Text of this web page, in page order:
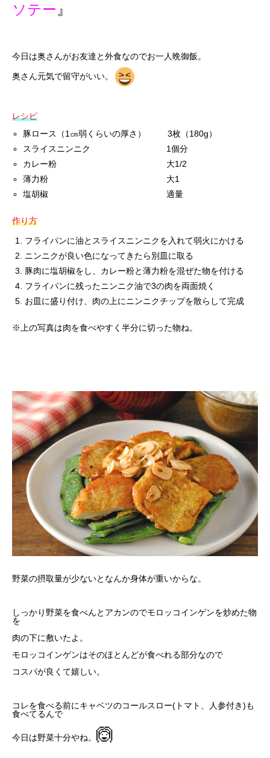
ソテー 』
今日は奥さんがお友達と外食なのでお一人晩御飯。
奥さん元気で留守がいい。
レシピ
豚ロース（1㎝弱くらいの厚さ） 3枚（180g）
スライスニンニク 1個分
カレー粉 大1/2
薄力粉 大1
塩胡椒 適量
作り方
フライパンに油とスライスニンニクを入れて弱火にかける
ニンニクが良い色になってきたら別皿に取る
豚肉に塩胡椒をし、カレー粉と薄力粉を混ぜた物を付ける
フライパンに残ったニンニク油で3の肉を両面焼く
お皿に盛り付け、肉の上にニンニクチップを散らして完成
※上の写真は肉を食べやすく半分に切った物ね。
野菜の摂取量が少ないとなんか身体が重いからな。
しっかり野菜を食べんとアカンのでモロッコインゲンを炒めた物
を
肉の下に敷いたよ。
モロッコインゲンはそのほとんどが食べれる部分なので
コスパが良くて嬉しい。
コレを食べる前にキャベツのコールスロー(トマト、人参付き)も
食べてるんで
今日は野菜十分やね。 🙆